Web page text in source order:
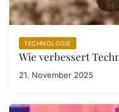
TECHNOLOGIE
Wie verbessert
21. November 2025